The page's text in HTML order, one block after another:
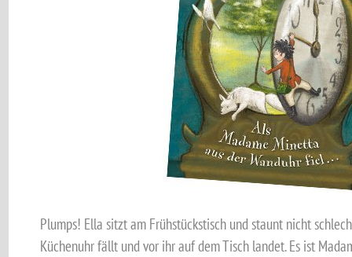
Plumps! Ella sitzt am Frühstückstisch und staunt nicht
Küchenuhr fällt und vor ihr auf dem Tisch landet. Es ist